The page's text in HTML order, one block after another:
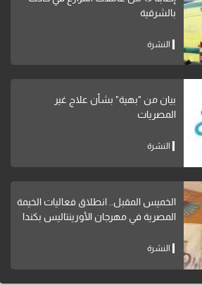
بالشرقية
النشرة
بيان من "بهية" بشأن علاج غير
المصريات
النشرة
الخميس المقبل.. انطلاق فعاليات الخيمة
المصرية في مهرجان الأورينتاليس بكندا
النشرة